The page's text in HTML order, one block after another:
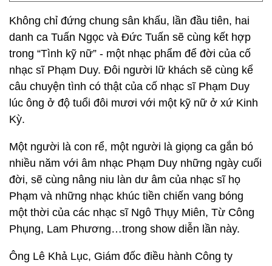
Không chỉ đứng chung sân khấu, lần đầu tiên, hai
danh ca Tuấn Ngọc và Đức Tuấn sẽ cùng kết hợp
trong “Tình kỹ nữ” - một nhạc phẩm để đời của cố
nhạc sĩ Phạm Duy. Đôi người lữ khách sẽ cùng kể
câu chuyện tình có thật của cố nhạc sĩ Phạm Duy
lúc ông ở độ tuổi đôi mươi với một kỹ nữ ở xứ Kinh
Kỳ.
Một người là con rể, một người là giọng ca gắn bó
nhiều năm với âm nhạc Phạm Duy những ngày cuối
đời, sẽ cùng nâng niu làn dư âm của nhạc sĩ họ
Phạm và những nhạc khúc tiền chiến vang bóng
một thời của các nhạc sĩ Ngô Thụy Miên, Từ Công
Phụng, Lam Phương…trong show diễn lần này.
Ông Lê Khả Lục, Giám đốc điều hành Công ty